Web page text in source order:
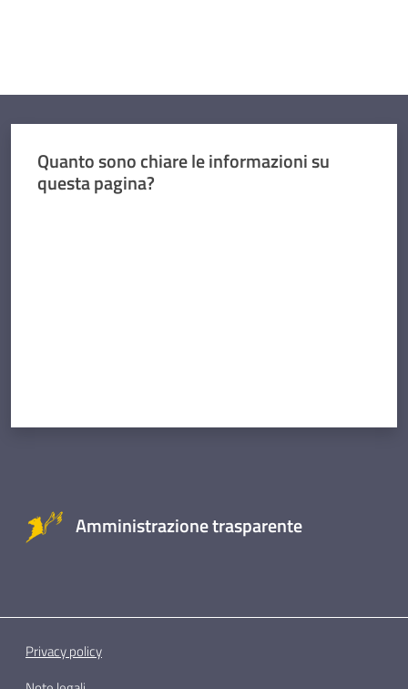
Quanto sono chiare le informazioni su
questa pagina?
Amministrazione trasparente
Privacy policy